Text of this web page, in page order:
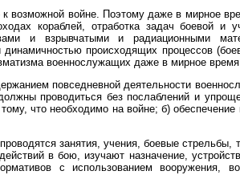
возможной войне. Поэтому даже в мирное
кораблей, отработка задач боевой и
и взрывчатыми и радиационными
происходящих процессов
военнослужащих даже в мирное
повседневной деятельности
проводиться без послаблений и
что необходимо на войне; б) обеспечение
занятия, учения, боевые стрельбы,
в бою, изучают назначение,
с использованием вооружения,